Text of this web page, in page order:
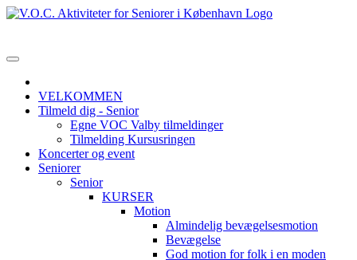
VELKOMMEN
Tilmeld dig - Senior
Egne VOC Valby tilmeldinger
Tilmelding Kursusringen
Koncerter og event
Seniorer
Senior
KURSER
Motion
Almindelig bevægelsesmotion
Bevægelse
God motion for folk i en moden